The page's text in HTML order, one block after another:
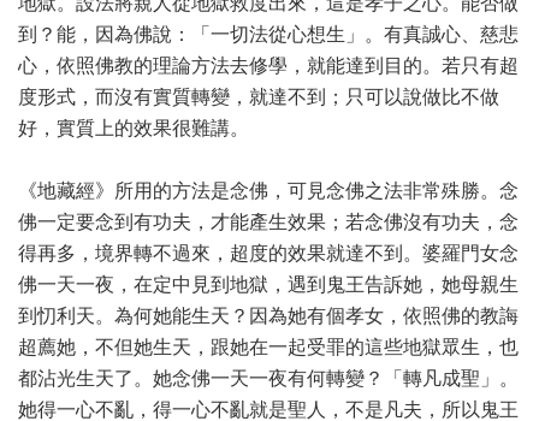
到？能，因為佛說：「一切法從心想生」。有真誠心、慈悲
心，依照佛教的理論方法去修學，就能達到目的。若只有超
度形式，而沒有實質轉變，就達不到；只可以說做比不做
好，實質上的效果很難講。
《地藏經》所用的方法是念佛，可見念佛之法非常殊勝。念
佛一定要念到有功夫，才能產生效果；若念佛沒有功夫，念
得再多，境界轉不過來，超度的效果就達不到。婆羅門女念
佛一天一夜，在定中見到地獄，遇到鬼王告訴她，她母親生
到忉利天。為何她能生天？因為她有個孝女，依照佛的教誨
超薦她，不但她生天，跟她在一起受罪的這些地獄眾生，也
都沾光生天了。她念佛一天一夜有何轉變？「轉凡成聖」。
她得一心不亂，得一心不亂就是聖人，不是凡夫，所以鬼王